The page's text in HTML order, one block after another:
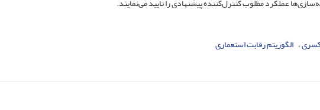
الگوریتم رقابت استعماری